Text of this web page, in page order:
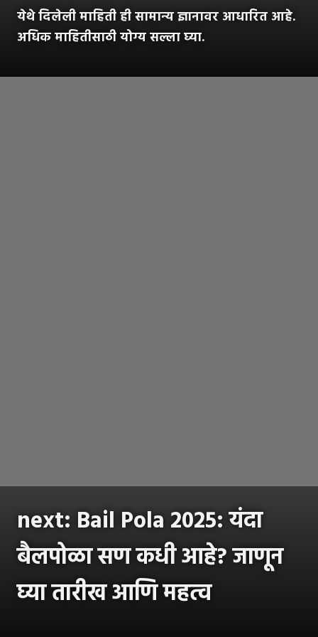
येथे दिलेली माहिती ही सामान्य ज्ञानावर आधारित आहे.
अधिक माहितीसाठी योग्य सल्ला घ्या.
next: Bail Pola 2025: यंदा
बैलपोळा सण कधी आहे? जाणून
घ्या तारीख आणि महत्व